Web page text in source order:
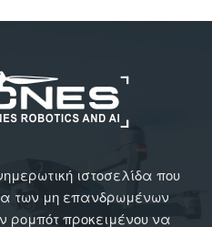
ιστοσελίδα που
των μη επανδρωμένων
ρομπότ προκειμένου να